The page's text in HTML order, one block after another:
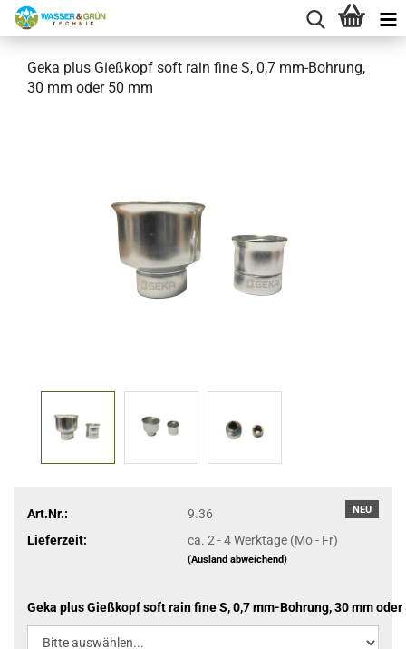
Geka plus Gießkopf soft rain fine S, 0,7 mm-Bohrung,
30 mm oder 50 mm
NEU
Art.Nr.:
9.36
Lieferzeit:
ca. 2 - 4 Werktage (Mo - Fr)
(Ausland abweichend)
Geka plus Gießkopf soft rain fine S, 0,7 mm-Bohrung, 30 mm oder